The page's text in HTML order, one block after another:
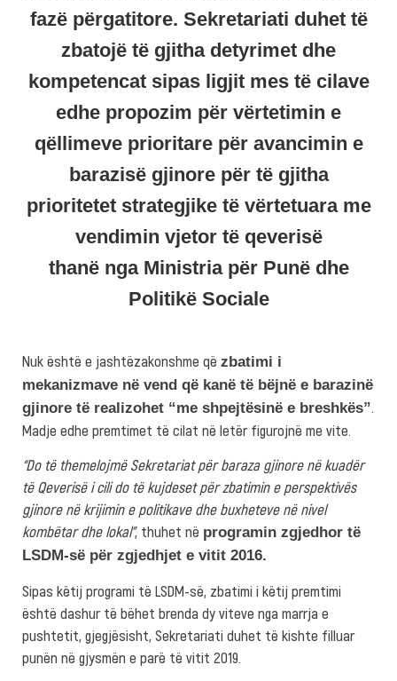
fazë përgatitore. Sekretariati duhet të
zbatojë të gjitha detyrimet dhe
kompetencat sipas ligjit mes të cilave
edhe propozim për vërtetimin e
qëllimeve prioritare për avancimin e
barazisë gjinore për të gjitha
prioritetet strategjike të vërtetuara me
vendimin vjetor të qeverisë
thanë nga Ministria për Punë dhe
Politikë Sociale
Nuk është e jashtëzakonshme që zbatimi i
mekanizmave në vend që kanë të bëjnë e barazinë
gjinore të realizohet “me shpejtësinë e breshkës”
Madje edhe premtimet të cilat në letër figurojnë me vite.
“Do të themelojmë Sekretariat për baraza gjinore në kuadër
të Qeverisë i cili do të kujdeset për zbatimin e perspektivës
gjinore në krijimin e politikave dhe buxheteve në nivel
kombëtar dhe lokal”, thuhet në programin zgjedhor të
LSDM-së për zgjedhjet e vitit 2016.
Sipas këtij programi të LSDM-së, zbatimi i këtij premtimi
është dashur të bëhet brenda dy viteve nga marrja e
pushtetit, gjegjësisht, Sekretariati duhet të kishte filluar
punën në gjysmën e parë të vitit 2019.